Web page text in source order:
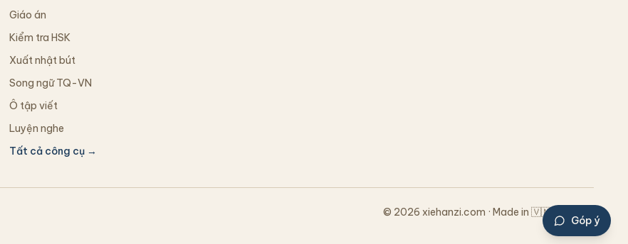
Giáo án
Kiểm tra HSK
Xuất nhật bút
Song ngữ TQ-VN
Ô tập viết
Luyện nghe
Tất cả công cụ →
© 2026 xiehanzi.com · Made in 🇻🇳 Vietnam
Góp ý